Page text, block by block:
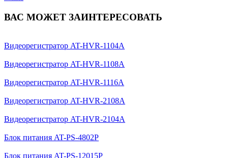
ВАС МОЖЕТ ЗАИНТЕРЕСОВАТЬ
Видеорегистратор AT-HVR-1104A
Видеорегистратор AT-HVR-1108A
Видеорегистратор AT-HVR-1116A
Видеорегистратор AT-HVR-2108A
Видеорегистратор AT-HVR-2104A
Блок питания AT-PS-4802P
Блок питания AT-PS-12015Р